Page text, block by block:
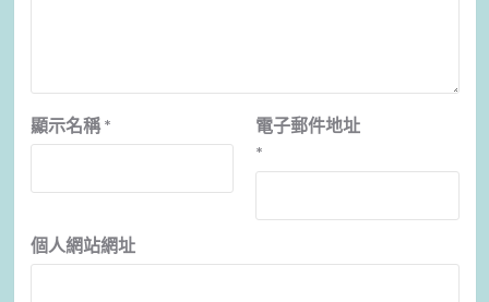
顯示名稱 *
電子郵件地址
*
個人網站網址